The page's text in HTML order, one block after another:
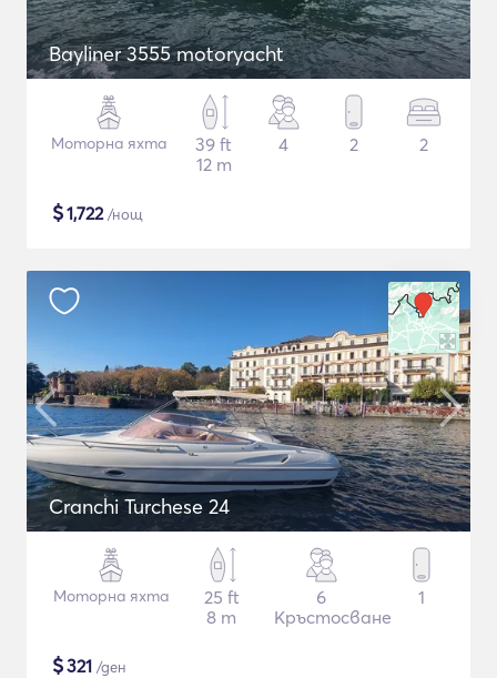
Bayliner 3555 motoryacht
Моторна яхта
39 ft
12 m
4 2 2
$1,722/нощ
Cranchi Turchese 24
Моторна яхта
25 ft
8 m
6
Кръстосване
1
$321 /ден